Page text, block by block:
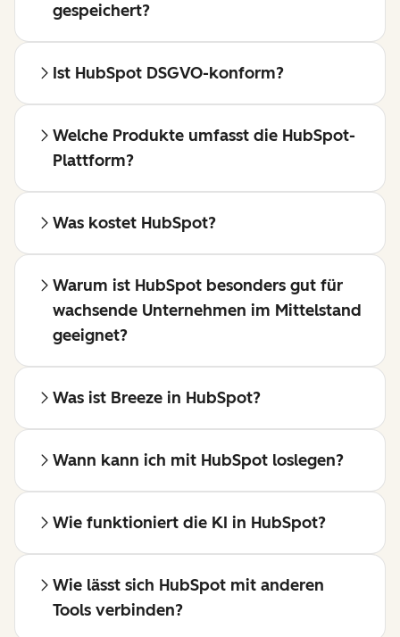
gespeichert?
Ist HubSpot DSGVO-konform?
Welche Produkte umfasst die HubSpot-
Plattform?
Was kostet HubSpot?
Warum ist HubSpot besonders gut für
wachsende Unternehmen im Mittelstand
geeignet?
Was ist Breeze in HubSpot?
Wann kann ich mit HubSpot loslegen?
Wie funktioniert die KI in HubSpot?
Wie lässt sich HubSpot mit anderen
Tools verbinden?